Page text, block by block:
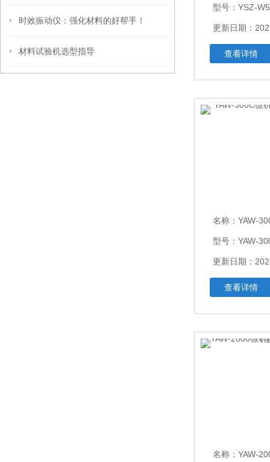
时效振动仪：强化材料的好帮手！
材料试验机选型指导
型号：YSZ-
更新日期：
查看详情
名称： YAW-300C微
型号：YAW-
更新日期：
查看详情
名称： YAW-2000微机